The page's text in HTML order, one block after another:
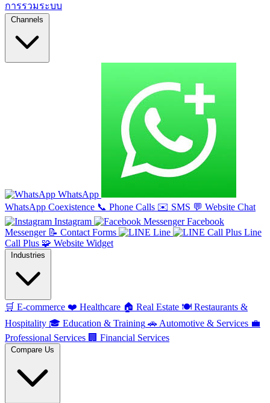
การรวมระบบ
Channels
WhatsApp
WhatsApp Coexistence 📞 Phone Calls ✉️ SMS 💬 Website Chat
Instagram
Facebook
Messenger 📝 Contact Forms Line
Line
Call Plus 🧩 Website Widget
Industries
🛒 E-commerce ❤️ Healthcare 🏠 Real Estate 🍽️ Restaurants &
Hospitality 🎓 Education & Training 🚗 Automotive & Services 💼
Professional Services 🏢 Financial Services
Compare Us